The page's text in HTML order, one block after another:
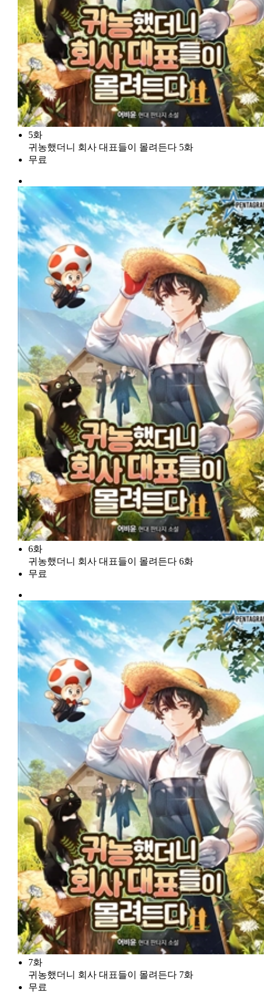
5화
귀농했더니 회사 대표들이 몰려든다 5화
무료
6화
귀농했더니 회사 대표들이 몰려든다 6화
무료
7화
귀농했더니 회사 대표들이 몰려든다 7화
무료